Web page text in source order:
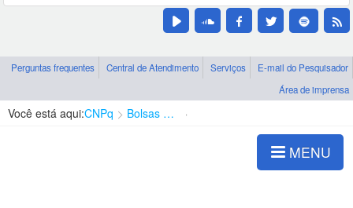
Perguntas frequentes Central de Atendimento Serviços
E-mail do Pesquisador
Área de imprensa
Você está aqui:CNPq Bolsas e Auxílios Vigentes
MENU